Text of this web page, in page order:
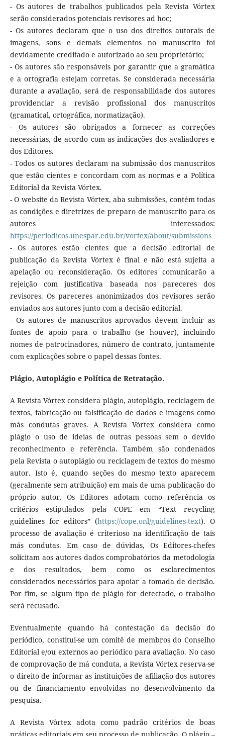
- Os autores de trabalhos publicados pela Revista Vórtex
serão considerados potenciais revisores ad hoc;
- Os autores declaram que o uso dos direitos autorais de
imagens, sons e demais elementos no manuscrito foi
devidamente creditado e autorizado ao seu proprietário;
- Os autores são responsáveis por garantir que a gramática
e a ortografia estejam corretas. Se considerada necessária
durante a avaliação, será de responsabilidade dos autores
providenciar a revisão profissional dos manuscritos
(gramatical, ortográfica, normatização).
- Os autores são obrigados a fornecer as correções
necessárias, de acordo com as indicações dos avaliadores e
dos Editores.
- Todos os autores declaram na submissão dos manuscritos
que estão cientes e concordam com as normas e a Política
Editorial da Revista Vórtex.
- O website da Revista Vórtex, aba submissões, contém todas
as condições e diretrizes de preparo de manuscrito para os
autores interessados:
https://periodicos.unespar.edu.br/vortex/about/submissions
- Os autores estão cientes que a decisão editorial de
publicação da Revista Vórtex é final e não está sujeita a
apelação ou reconsideração. Os editores comunicarão a
rejeição com justificativa baseada nos pareceres dos
revisores. Os pareceres anonimizados dos revisores serão
enviados aos autores junto com a decisão editorial.
- Os autores de manuscritos aprovados devem incluir as
fontes de apoio para o trabalho (se houver), incluindo
nomes de patrocinadores, número de contrato, juntamente
com explicações sobre o papel dessas fontes.
Plágio, Autoplágio e Política de Retratação.
A Revista Vórtex considera plágio, autoplágio, reciclagem de
textos, fabricação ou falsificação de dados e imagens como
más condutas graves. A Revista Vórtex considera como
plágio o uso de ideias de outras pessoas sem o devido
reconhecimento e referência. Também são condenados
pela Revista o autoplágio ou reciclagem de textos do mesmo
autor. Isto é, quando seções do mesmo texto aparecem
(geralmente sem atribuição) em mais de uma publicação do
próprio autor. Os Editores adotam como referência os
critérios estipulados pela COPE em “Text recycling
guidelines for editors” (https://cope.onl/guidelines-text). O
processo de avaliação é criterioso na identificação de tais
más condutas. Em caso de dúvidas, Os Editores-chefes
solicitam aos autores dados comprobatórios da metodologia
e dos resultados, bem como os esclarecimentos
considerados necessários para apoiar a tomada de decisão.
Por fim, se algum tipo de plágio for detectado, o trabalho
será recusado.
Eventualmente quando há contestação da decisão do
periódico, constitui-se um comitê de membros do Conselho
Editorial e/ou externos ao periódico para avaliação. No caso
de comprovação de má conduta, a Revista Vórtex reserva-se
o direito de informar as instituições de afiliação dos autores
ou de financiamento envolvidas no desenvolvimento da
pesquisa.
A Revista Vórtex adota como padrão critérios de boas